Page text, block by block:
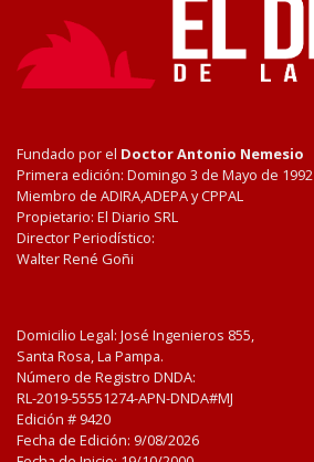
Fundado por el Doctor Antonio Nemesio
Primera edición: Domingo 3 de Mayo de 1992
Miembro de ADIRA,ADEPA y CPPAL
Propietario: El Diario SRL
Director Periodístico:
Walter René Goñi
Domicilio Legal: José Ingenieros 855,
Santa Rosa, La Pampa.
Número de Registro DNDA:
RL-2019-55551274-APN-DNDA#MJ
Edición # 9420
Fecha de Edición: 9/08/2026